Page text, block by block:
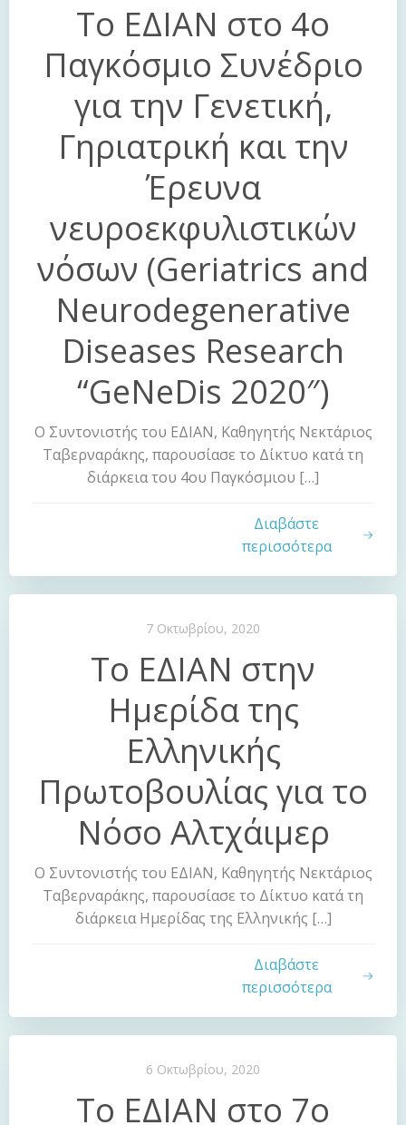
Το ΕΔΙΑΝ στο 4ο
Παγκόσμιο Συνέδριο
για την Γενετική,
Γηριατρική και την
Έρευνα
νευροεκφυλιστικών
νόσων (Geriatrics and
Neurodegenerative
Diseases Research
“GeNeDis 2020″)
Ο Συντονιστής του ΕΔΙΑΝ, Καθηγητής Νεκτάριος
Ταβερναράκης, παρουσίασε το Δίκτυο κατά τη
διάρκεια του 4ου Παγκόσμιου […]
Διαβάστε
περισσότερα
7 Οκτωβρίου, 2020
Το ΕΔΙΑΝ στην
Ημερίδα της
Ελληνικής
Πρωτοβουλίας για το
Νόσο Αλτχάιμερ
Ο Συντονιστής του ΕΔΙΑΝ, Καθηγητής Νεκτάριος
Ταβερναράκης, παρουσίασε το Δίκτυο κατά τη
διάρκεια Ημερίδας της Ελληνικής […]
Διαβάστε
περισσότερα
6 Οκτωβρίου, 2020
Το ΕΔΙΑΝ στο 7ο